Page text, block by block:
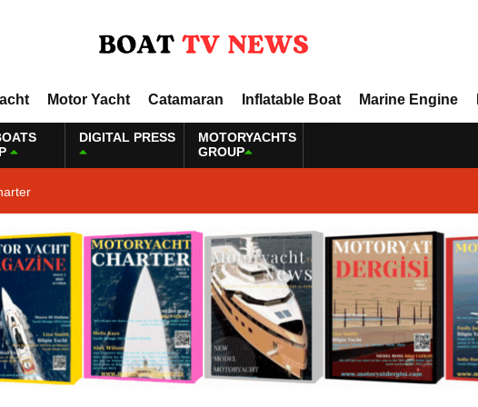
Motor Yacht Catamaran Inflatable Boat Marine Engine
DIGITAL PRESS
MOTORYACHTS
GROUP